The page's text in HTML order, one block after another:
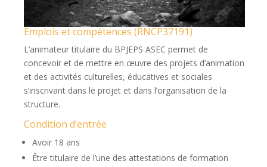
Emplois et compétences (RNCP37191)
L’animateur titulaire du BPJEPS ASEC permet de
concevoir et de mettre en œuvre des projets d’animation
et des activités culturelles, éducatives et sociales
s’inscrivant dans le projet et dans l’organisation de la
structure.
Condition d’entrée
Avoir 18 ans
Être titulaire de l’une des attestations de formation